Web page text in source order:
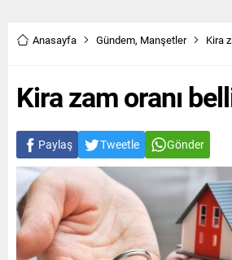
Anasayfa Gündem, Manşetler Kira
Kira zam oranı
Paylaş Tweetle Gönder